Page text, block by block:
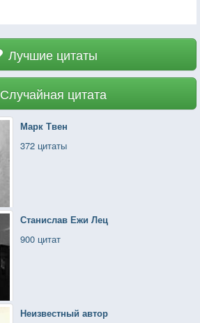
Лучшие цитаты
Случайная цитата
Марк Твен
372 цитаты
Станислав Ежи Лец
900 цитат
Неизвестный автор